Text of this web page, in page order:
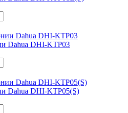
Dahua DHI-KTP03
Dahua DHI-KTP05(S)